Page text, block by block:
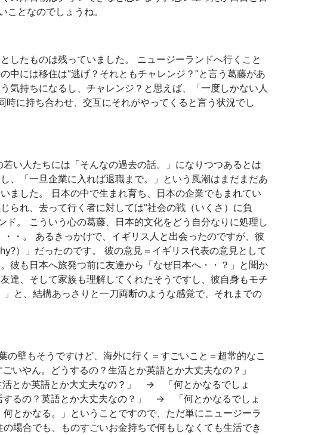
となのでしょうね。
したものは残っていました。 ニュージーランドへ行くこと
には移住は”逃げ？それともチャレンジ？”と言う葛藤があ
気持ちになるし、チャレンジ？と思えば、「一度しかない人
に持ち合わせ、交互にそれがやってくると言う状況でし
い人たちには「そんなの過去の話。」になりつつあるとは
、「一旦企業に入れば退職まで。」という風潮はまだまだあ
ました。 日本の中で生まれ育ち、日本の企業でもまれてい
られ、去って行く者に対しては”社会の戦（いくさ）に負
。 こういう心の葛藤、日本的文化をどう自分なりに処理し
・。 あるきっかけで、イギリス人と出会ったのですが、彼
）」だったのです。 彼の意見＝イギリス代表の意見として
彼も日本へ旅発つ前に友達から「なぜ日本へ・・？」と聞か
達、そして家族も理解してくれたそうですし、彼自身もモチ
と、結構あっさりと一刀両断のような感覚で、それまでの
壁もそうですけど、海外に行く＝すごいこと＝超常的なこ
いやん。どうするの？生活とか英語とか大丈夫なの？」
とか英語とか大丈夫なの？」 → 「何とかなるでしょ
るの？英語とか大丈夫なの？」 → 「何とかなるでしょ
とかなる。」ということですので、ただ単にニュージーラ
場合でも、ものすごいお金持ちで何もしなくても生活でき